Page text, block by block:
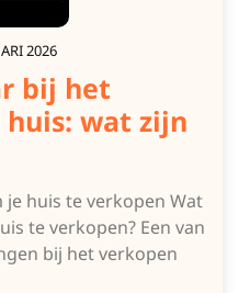
2026
bij het
wat zijn
huis te verkopen Wat
te verkopen? Een van
bij het verkopen